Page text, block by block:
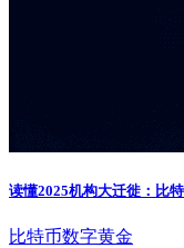
读懂2025机构大迁徙：比
比特币数字黄金